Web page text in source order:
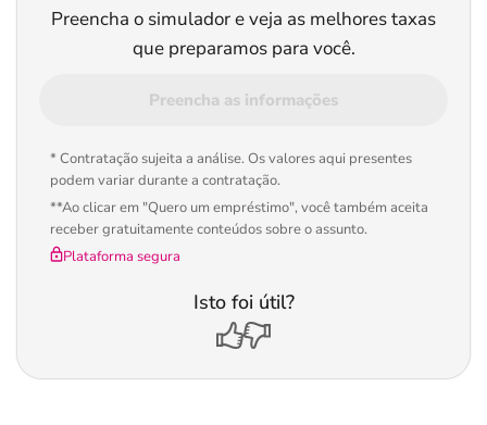
Preencha o simulador e veja as melhores taxas
que preparamos para você.
Preencha as informações
* Contratação sujeita a análise. Os valores aqui presentes
podem variar durante a contratação.
**Ao clicar em "Quero um empréstimo", você também aceita
receber gratuitamente conteúdos sobre o assunto.
Plataforma segura
Isto foi útil?